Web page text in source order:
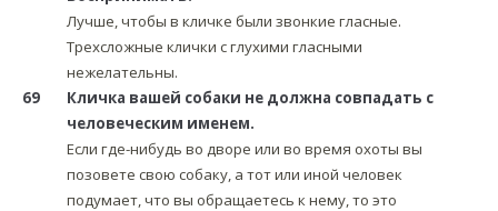
Лучше, чтобы в кличке были звонкие гласные.
Трехсложные клички с глухими гласными
нежелательны.
69
Кличка вашей собаки не должна совпадать с
человеческим именем.
Если где-нибудь во дворе или во время охоты вы
позовете свою собаку, а тот или иной человек
подумает, что вы обращаетесь к нему, то это